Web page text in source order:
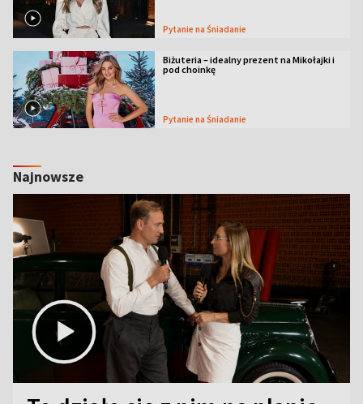
Pytanie na Śniadanie
Biżuteria – idealny prezent na Mikołajki i
pod choinkę
Pytanie na Śniadanie
Najnowsze